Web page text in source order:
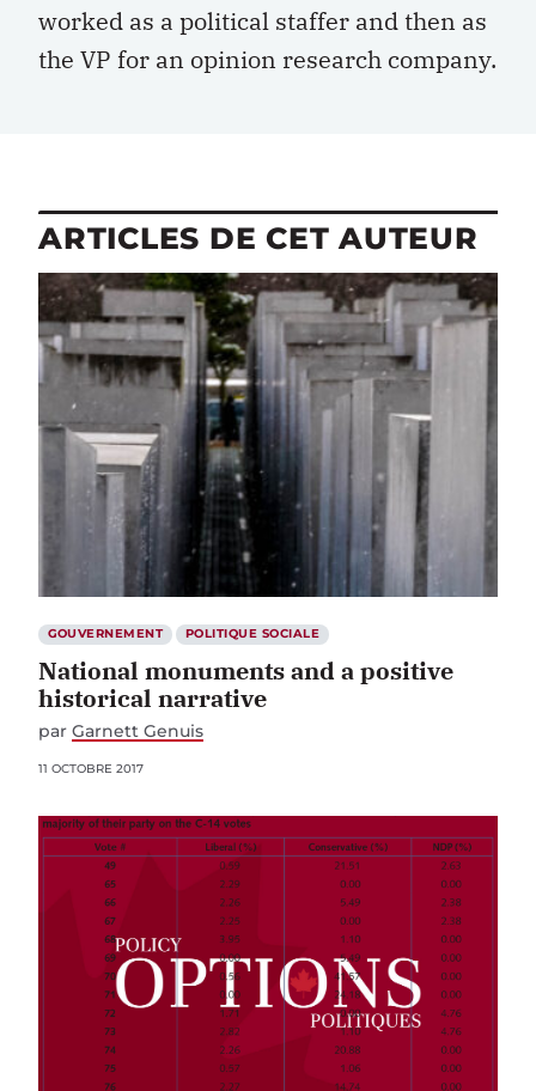
worked as a political staffer and then as
the VP for an opinion research company.
ARTICLES DE CET AUTEUR
GOUVERNEMENT POLITIQUE SOCIALE
National monuments and a positive
historical narrative
par Garnett Genuis
11 OCTOBRE 2017